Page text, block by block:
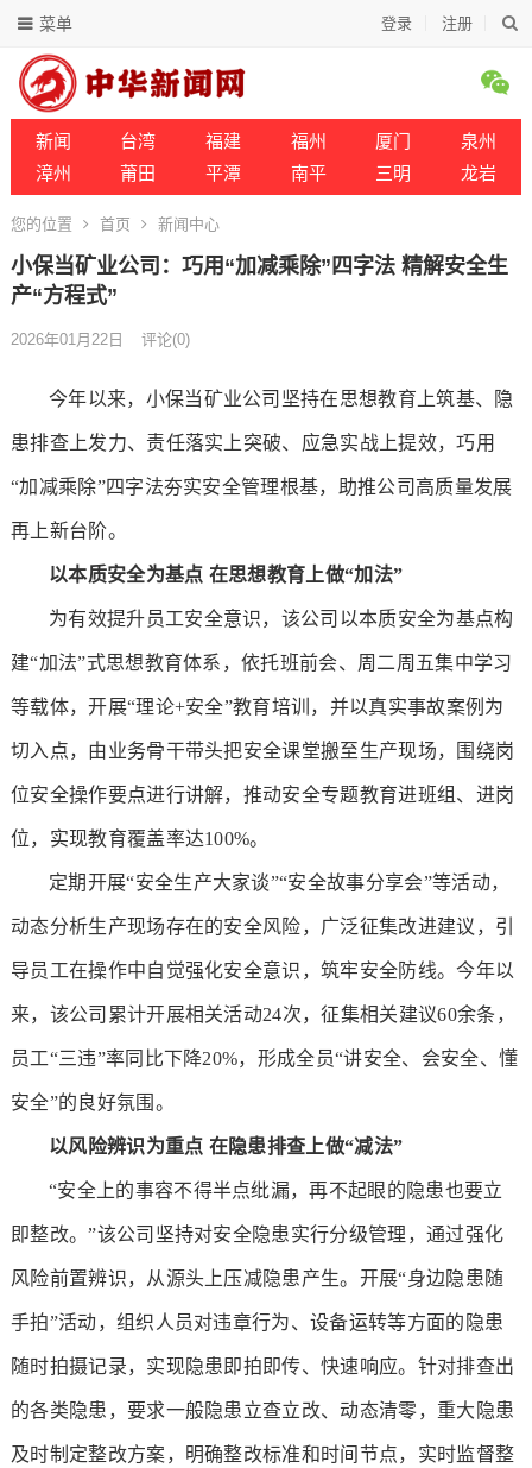
登录 注册
菜单
新闻 台湾 福建 福州 厦门
泉州
漳州
莆田 平潭 南平 三明 龙岩
您的位置 首页 新闻中心
小保当矿业公司：巧用“加减乘除”四字法 精解安全生
产“方程式”
2026年01月22日 评论(0)
今年以来，小保当矿业公司坚持在思想教育上筑基、隐
患排查上发力、责任落实上突破、应急实战上提效，巧用
“加减乘除”四字法夯实安全管理根基，助推公司高质量发展
再上新台阶。
以本质安全为基点 在思想教育上做“加法”
为有效提升员工安全意识，该公司以本质安全为基点构
建“加法”式思想教育体系，依托班前会、周二周五集中学习
等载体，开展“理论+安全”教育培训，并以真实事故案例为
切入点，由业务骨干带头把安全课堂搬至生产现场，围绕岗
位安全操作要点进行讲解，推动安全专题教育进班组、进岗
位，实现教育覆盖率达100%。
定期开展“安全生产大家谈”“安全故事分享会”等活动，
动态分析生产现场存在的安全风险，广泛征集改进建议，引
导员工在操作中自觉强化安全意识，筑牢安全防线。今年以
来，该公司累计开展相关活动24次，征集相关建议60余条，
员工“三违”率同比下降20%，形成全员“讲安全、会安全、懂
安全”的良好氛围。
以风险辨识为重点 在隐患排查上做“减法”
“安全上的事容不得半点纰漏，再不起眼的隐患也要立
即整改。”该公司坚持对安全隐患实行分级管理，通过强化
风险前置辨识，从源头上压减隐患产生。开展“身边隐患随
手拍”活动，组织人员对违章行为、设备运转等方面的隐患
随时拍摄记录，实现隐患即拍即传、快速响应。针对排查出
的各类隐患，要求一般隐患立查立改、动态清零，重大隐患
及时制定整改方案，明确整改标准和时间节点，实时监督整